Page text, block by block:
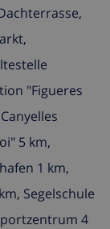
"Figueres
5 km,
1 km,
Segelschule
4